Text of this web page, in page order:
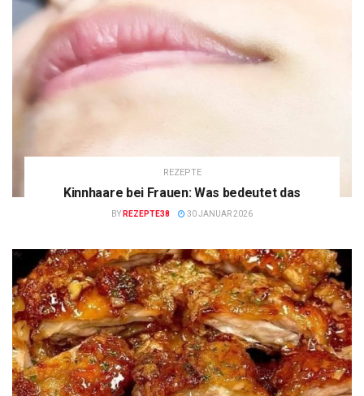
REZEPTE
Kinnhaare bei Frauen: Was bedeutet das
BY REZEPTE38 30 JANUAR 2026